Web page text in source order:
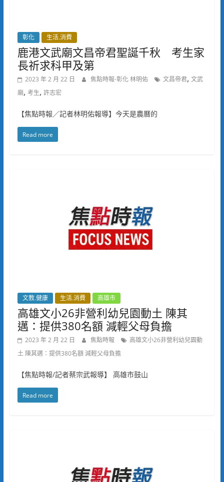
彰化 生活.消費
鹿港文武廟文昌帝君聖誕千秋 考生家
長祈求科甲及第
2023 年 2 月 22 日 焦點時報-彰化 林明佑 文昌帝君, 文武
廟, 考生, 許志宏
【焦點時報／記者林明佑報導】今天是農曆的
Read more
文教.健康 生活.消費 高雄市
高雄文小26非營利幼兒園動土 陳其
邁：提供380名額 減輕父母負擔
2023 年 2 月 22 日 焦點時報
高雄文小26非營利幼兒園動
土 陳其邁：提供380名額 減輕父母負擔
【焦點時報/記者蔡宗武報導】 高雄市鼓山
Read more